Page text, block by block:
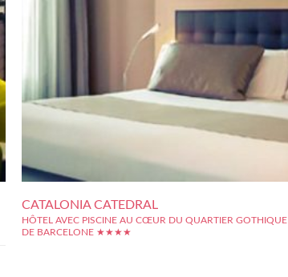
CATALONIA CATEDRAL
HÔTEL AVEC PISCINE AU CŒUR DU QUARTIER GOTHIQUE
DE BARCELONE ★★★★